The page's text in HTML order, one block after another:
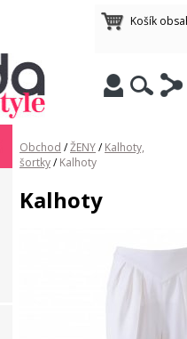
Košík
Obchod /ŽENY/ Kalhoty,
šortky/ Kalhoty
Kalhoty